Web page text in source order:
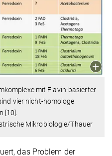
mit Flavin-basierter
vier nicht-homologe
[10].
Mikrobiologie/Thauer
das Problem der